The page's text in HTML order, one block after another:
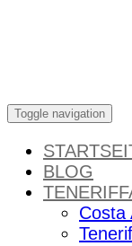
Toggle navigation
BLOG
Costa